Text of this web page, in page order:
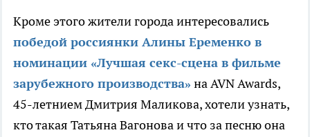
Кроме этого жители города интересовались
победой россиянки Алины Еременко в
номинации «Лучшая секс-сцена в фильме
зарубежного производства» на AVN Awards,
45-летнием Дмитрия Маликова, хотели узнать,
кто такая Татьяна Вагонова и что за песню она